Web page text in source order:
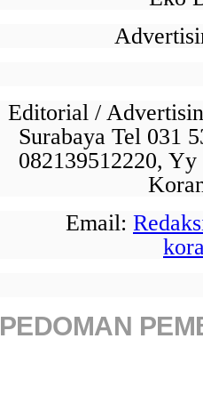
Editorial /
Surabaya Tel 031
082139512220,
Email:
PEDOMAN